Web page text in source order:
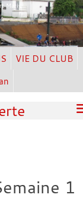
Marly
VIE DU CLUB
1